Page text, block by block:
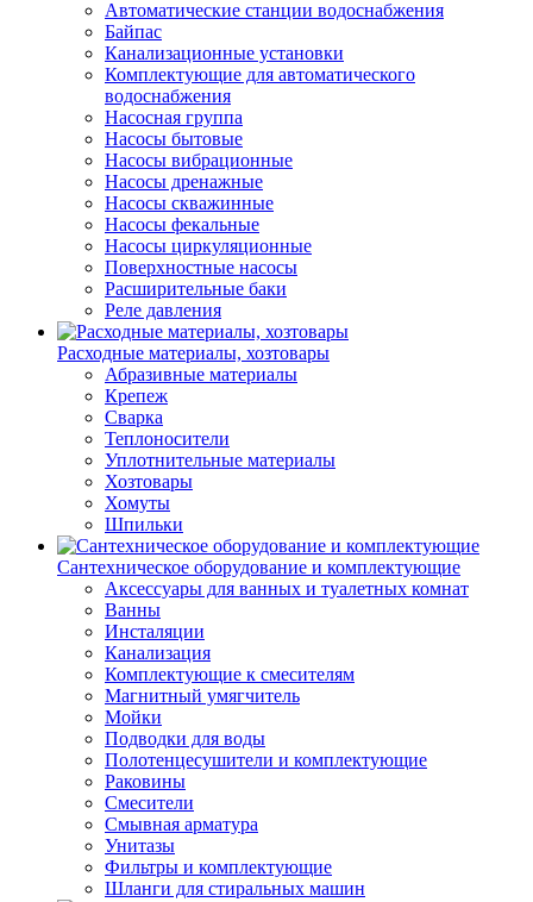
Автоматические станции водоснабжения
Байпас
Канализационные установки
Комплектующие для автоматического
водоснабжения
Насосная группа
Насосы бытовые
Насосы вибрационные
Насосы дренажные
Насосы скважинные
Насосы фекальные
Насосы циркуляционные
Поверхностные насосы
Расширительные баки
Реле давления
Расходные материалы, хозтовары
Абразивные материалы
Крепеж
Сварка
Теплоносители
Уплотнительные материалы
Хозтовары
Хомуты
Шпильки
Сантехническое оборудование и комплектующие
Аксессуары для ванных и туалетных комнат
Ванны
Инсталяции
Канализация
Комплектующие к смесителям
Магнитный умягчитель
Мойки
Подводки для воды
Полотенцесушители и комплектующие
Раковины
Смесители
Смывная арматура
Унитазы
Фильтры и комплектующие
Шланги для стиральных машин